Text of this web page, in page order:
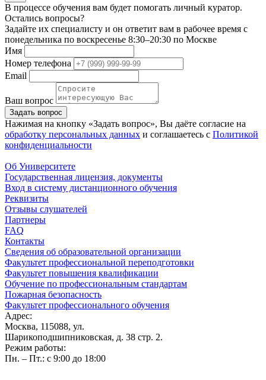
В процессе обучения вам будет помогать личный куратор.
Остались вопросы?
Задайте их специалисту и он ответит вам в рабочее время с
понедельника по воскресенье 8:30–20:30 по Москве
Имя
Номер телефона
Email
Ваш вопрос
Задать вопрос
Нажимая на кнопку «Задать вопрос», Вы даёте согласие на
обработку персональных данных и соглашаетесь с Политикой
конфиденциальности
Об Университете
Государственная лицензия, документы
Вход в систему дистанционного обучения
Реквизиты
Отзывы слушателей
Партнеры
FAQ
Контакты
Сведения об образовательной организации
Факультет профессиональной переподготовки
Факультет повышения квалификации
Обучение по профессиональным стандартам
Пожарная безопасность
Факультет профессионального обучения
Адрес:
Москва, 115088, ул.
Шарикоподшипниковская, д. 38 стр. 2.
Режим работы:
Пн. – Пт.: с 9:00 до 18:00